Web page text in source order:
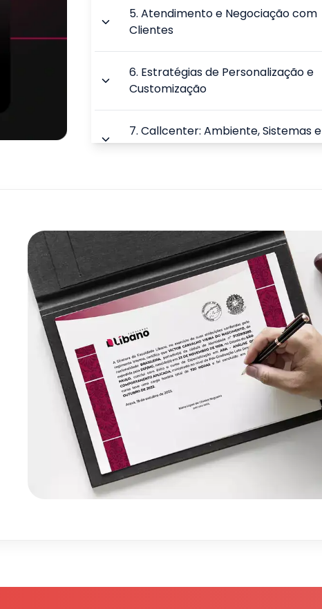
5.Atendimento e Negociação com
Clientes
6. Estratégias de Personalização e
Customização
7.Callcenter: Ambiente, Sistemas e
Legislação
9.Avaliação do Marketing de
Relacionamento
TOTAL: